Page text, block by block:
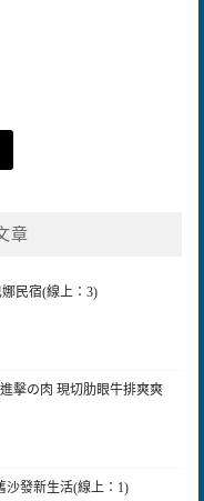
章
民宿(線上：3)
擊の肉 現切肋眼牛排爽爽
沙發新生活(線上：1)